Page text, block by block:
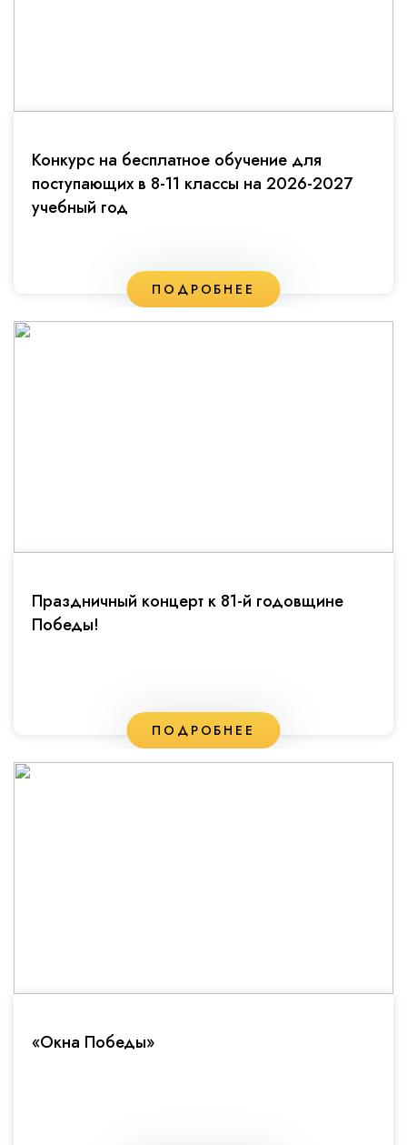
Конкурс на бесплатное обучение для
поступающих в 8-11 классы на 2026-2027
учебный год
ПОДРОБНЕЕ
Праздничный концерт к 81-й годовщине
Победы!
ПОДРОБНЕЕ
«Окна Победы»